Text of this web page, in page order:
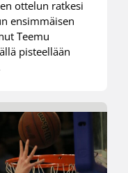
ottelun ratkesi
ensimmäisen
Teemu
pisteellään